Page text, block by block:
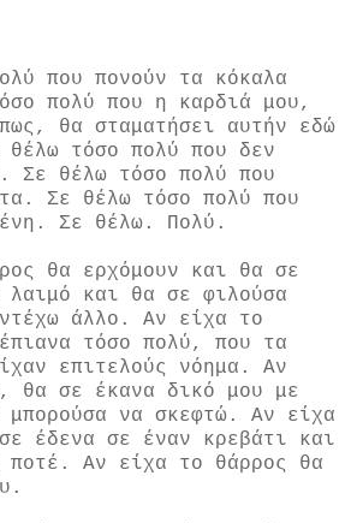
που πονούν τα κόκαλα
πολύ που η καρδιά μου,
θα σταματήσει αυτήν εδώ
τόσο πολύ που δεν
Σε θέλω τόσο πολύ που
Σε θέλω τόσο πολύ που
Σε θέλω. Πολύ.
θα ερχόμουν και θα σε
λαιμό και θα σε φιλούσα
άλλο. Αν είχα το
τόσο πολύ, που τα
επιτελούς νόημα. Αν
θα σε έκανα δικό μου με
μπορούσα να σκεφτώ. Αν είχα
έδενα σε έναν κρεβάτι και
ποτέ. Αν είχα το θάρρος θα